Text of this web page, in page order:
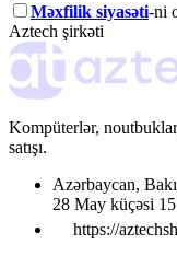
Məxfilik siyasəti-ni
Aztech şirkəti
Kompüterlər,
satışı.
Azərbaycan, Bakı
28 May küçəsi 15
https://